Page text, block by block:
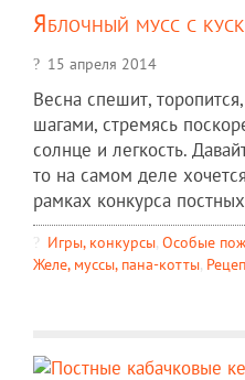
Яблочный мусс с
15 апреля 2014
Весна спешит,
шагами, стремясь
солнце и легкость.
то на самом деле
рамках конкурса
Игры, конкурсы, Особые
Желе, муссы, пана-котты,